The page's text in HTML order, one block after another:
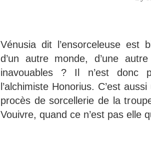
Vénusia dit l’ensorceleuse est
d’un autre monde, d’une
inavouables ? Il n’est donc
l’alchimiste Honorius. C’est
procès de sorcellerie de la
Vouivre, quand ce n’est pas elle